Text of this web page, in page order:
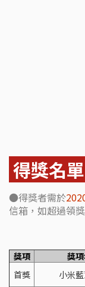
得獎名單
●得獎者需於
信箱，如超過領
獎項 獎
首獎
小米